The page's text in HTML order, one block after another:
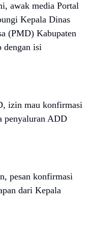
awak media Portal
Kepala Dinas
(PMD) Kabupaten
dengan isi
izin mau konfirmasi
penyaluran ADD
pesan konfirmasi
dari Kepala